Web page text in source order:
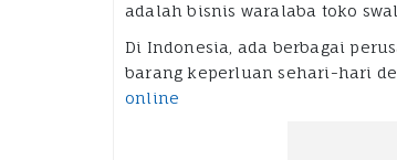
adalah bisnis waralaba toko
Di Indonesia, ada berbagai
barang keperluan sehari-hari
online